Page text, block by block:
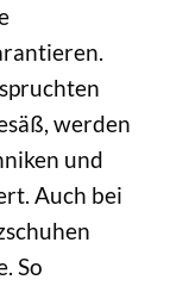
werden
und
Auch bei
So